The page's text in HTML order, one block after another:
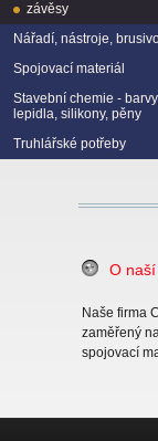
závěsy
Nářadí, nástroje,
Spojovací materiál
Stavební chemie -
lepidla, silikony, pěny
Truhlářské potřeby
O
Naše firma
zaměřený
spojovací